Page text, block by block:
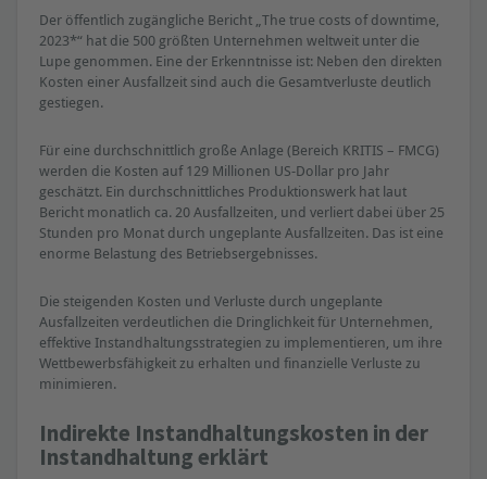
Der öffentlich zugängliche Bericht „The true costs of downtime,
2023*“ hat die 500 größten Unternehmen weltweit unter die
Lupe genommen. Eine der Erkenntnisse ist: Neben den direkten
Kosten einer Ausfallzeit sind auch die Gesamtverluste deutlich
gestiegen.
Für eine durchschnittlich große Anlage (Bereich KRITIS – FMCG)
werden die Kosten auf 129 Millionen US-Dollar pro Jahr
geschätzt. Ein durchschnittliches Produktionswerk hat laut
Bericht monatlich ca. 20 Ausfallzeiten, und verliert dabei über 25
Stunden pro Monat durch ungeplante Ausfallzeiten. Das ist eine
enorme Belastung des Betriebsergebnisses.
Die steigenden Kosten und Verluste durch ungeplante
Ausfallzeiten verdeutlichen die Dringlichkeit für Unternehmen,
effektive Instandhaltungsstrategien zu implementieren, um ihre
Wettbewerbsfähigkeit zu erhalten und finanzielle Verluste zu
minimieren.
Indirekte Instandhaltungskosten in der
Instandhaltung erklärt